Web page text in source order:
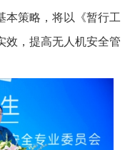
本策略，将以《暂行工
效，提高无人机安全管